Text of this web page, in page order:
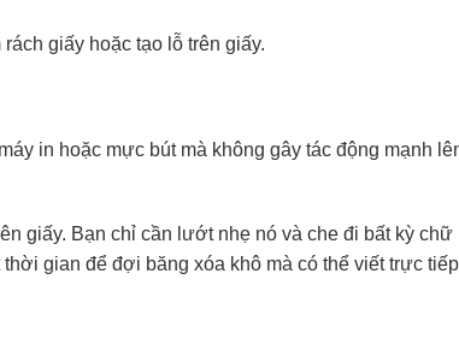
giấy hoặc tạo lỗ trên giấy.
in hoặc mực bút mà không gây tác động mạnh
giấy. Bạn chỉ cần lướt nhẹ nó và che đi bất kỳ chữ
gian để đợi băng xóa khô mà có thể viết trực tiếp